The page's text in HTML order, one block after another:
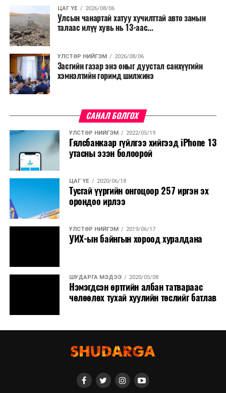
ЦАГ ҮЕ 2026/08/06
Улсын чанартай хатуу хучилттай авто замын
талаас илүү хувь нь 13-аас...
УЛСТӨР НИЙГЭМ 2026/08/06
Засгийн газар энэ оныг дуустал санхүүгийн
хэмнэлтийн горимд шилжинэ
САНАЛ БОЛГОХ
УЛСТӨР НИЙГЭМ 2022/05/19
Гялсбанкаар гүйлгээ хийгээд iPhone 13
утасны эзэн болоорой
ЦАГ ҮЕ 2020/06/18
Тусгай үүргийн онгоцоор 257 иргэн эх
орондоо ирлээ
УЛСТӨР НИЙГЭМ 2019/06/17
УИХ-ын байнгын хороод хуралдана
ШУДАРГА МЭДЭЭ 2020/05/08
Нэмэгдсэн өртгийн албан татвараас
чөлөөлөх тухай хуулийн төслийг батлав